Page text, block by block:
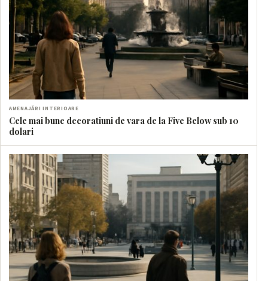
AMENAJĂRI INTERIOARE
Cele mai bune decoratiuni de vara de la Five Below sub 10
dolari